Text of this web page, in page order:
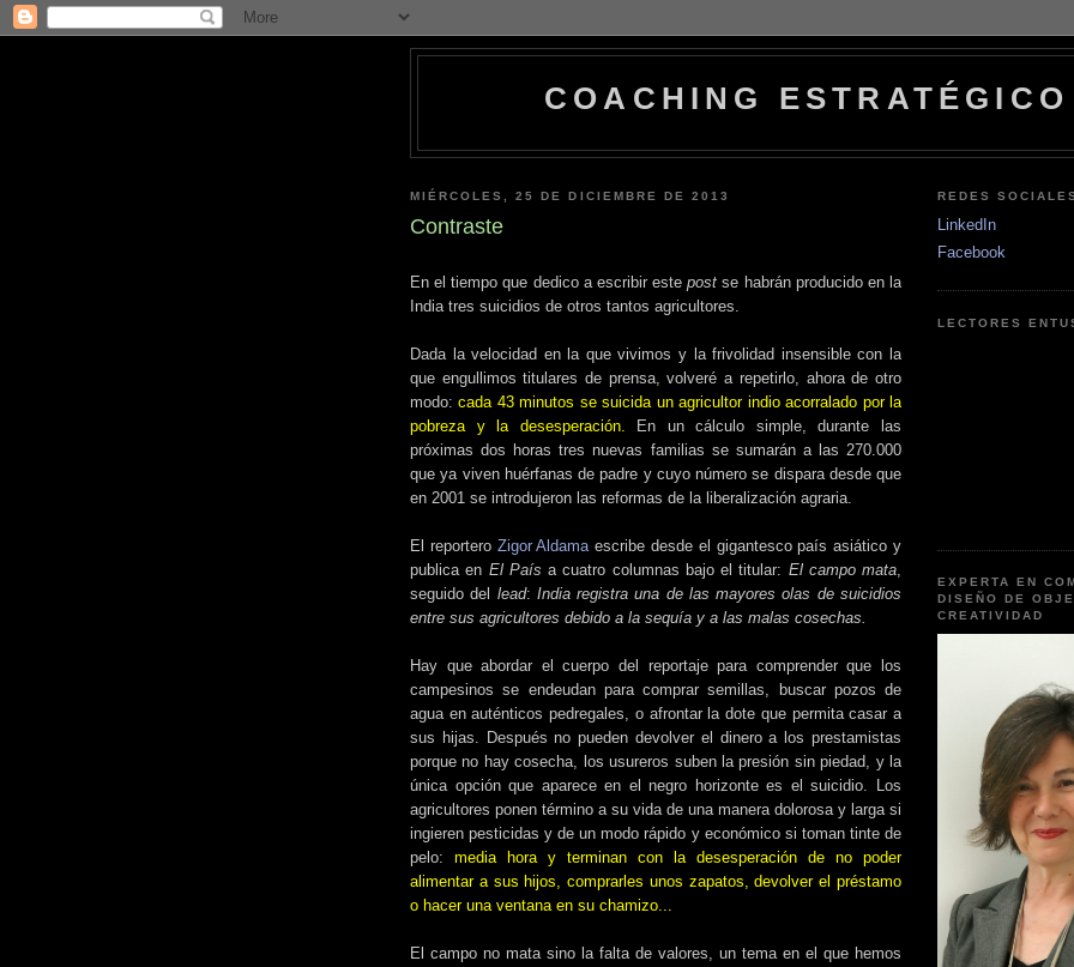
COACHING ESTRATÉGICO
MIÉRCOLES, 25 DE DICIEMBRE DE 2013
Contraste
En el tiempo que dedico a escribir estepost se habrán producido en la
India tres suicidios de otros tantos agricultores.
Dada la velocidad en la que vivimos y la frivolidad insensible con la
que engullimos titulares de prensa, volveré a repetirlo, ahora de otro
modo:cada 43 minutos se suicida un agricultor indio acorralado por la
pobreza y la desesperación.
En un cálculo simple,
durante las
próximas dos horas tres nuevas familias se sumarán a las 270.000
que ya viven huérfanas de padre y cuyo número se dispara desde que
en 2001 se introdujeron las reformas de la liberalización agraria.
El reportero Zigor Aldamaescribe desde el gigantesco país asiático y
publica en El País a cuatro columnas bajo el titular: El campo mata,
seguido del lead: India registra una de las mayores olas de suicidios
entre sus agricultores debido a la sequía y a las malas cosechas.
Hay que abordar el cuerpo del reportaje para comprender que los
campesinos se endeudan para comprar semillas, buscar pozos de
agua en auténticos pedregales, o afrontar la dote que permita casar a
sus hijas. Después no pueden devolver el dinero a los prestamistas
porque no hay cosecha, los usureros suben la presión sin piedad, y la
única opción que aparece en el negro horizonte es el suicidio. Los
agricultores ponen término a su vida de una manera dolorosa y larga si
ingieren pesticidas y de un modo rápido y económico si toman tinte de
pelo: media hora y terminan con la desesperación de no poder
alimentar a sus hijos, comprarles unos zapatos, devolver el préstamo
o hacer una ventana en su chamizo...
El campo no mata sino la falta de valores, un tema en el que hemos
REDES SOCIALES
LinkedIn
Facebook
LECTORES
EXPERTA EN
DISEÑO DE
CREATIVIDAD